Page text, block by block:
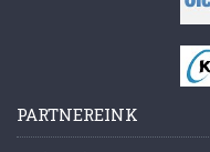
PARTNEREINK